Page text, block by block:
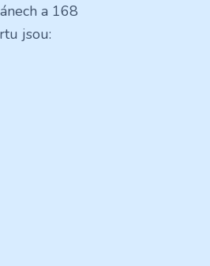
a 168
jsou: